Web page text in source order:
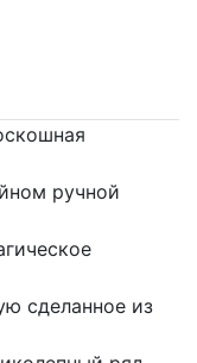
ручной
сделанное из